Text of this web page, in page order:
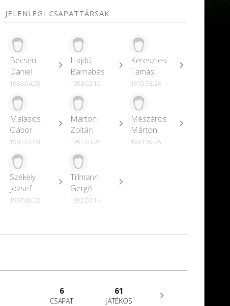
JELENLEGI CSAPATTÁRSAK
Becséri
Dániel
1986.04.25
Hajdú
Barnabás
1993.02.15
Keresztesi
Tamás
1975.03.26
Malasics
Gábor
1983.02.08
Marton
Zoltán
1997.03.25
Mészáros
Márton
1993.09.25
Székely
József
1997.08.22
Tillmann
Gergő
1992.02.14
6
CSAPAT
61
JÁTÉKOS